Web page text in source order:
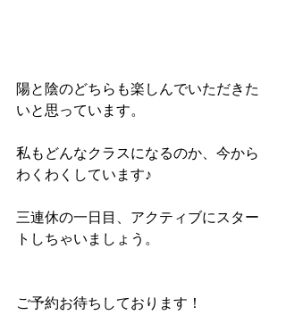
陽と陰のどちらも楽しんでいただきた
いと思っています。
私もどんなクラスになるのか、今から
わくわくしています♪
三連休の一日目、アクティブにスター
トしちゃいましょう。
ご予約お待ちしております！